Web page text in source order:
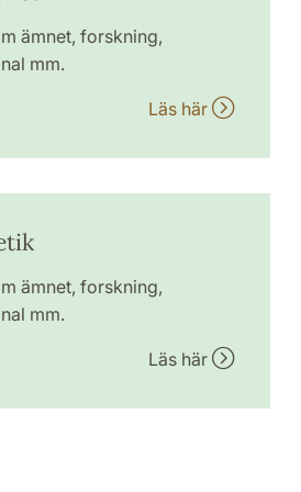
ämnet, forskning,
mm.
Läs här
ämnet, forskning,
mm.
Läs här